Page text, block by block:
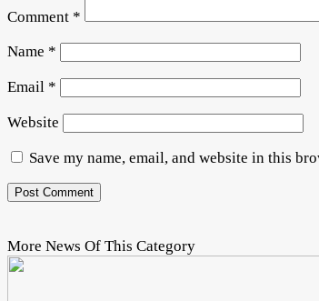
Comment *
Name *
Email *
Website
Save my name, email, and website in this
More News Of This Category